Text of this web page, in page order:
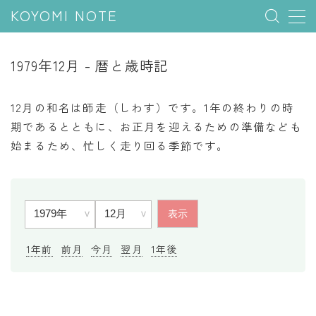
KOYOMI NOTE
五節句
年中行事
七十二候
雑節
1979年12月 - 暦と歳時記
12月の和名は師走（しわす）です。1年の終わりの時
期であるとともに、お正月を迎えるための準備なども
始まるため、忙しく走り回る季節です。
1年前 前月 今月 翌月 1年後